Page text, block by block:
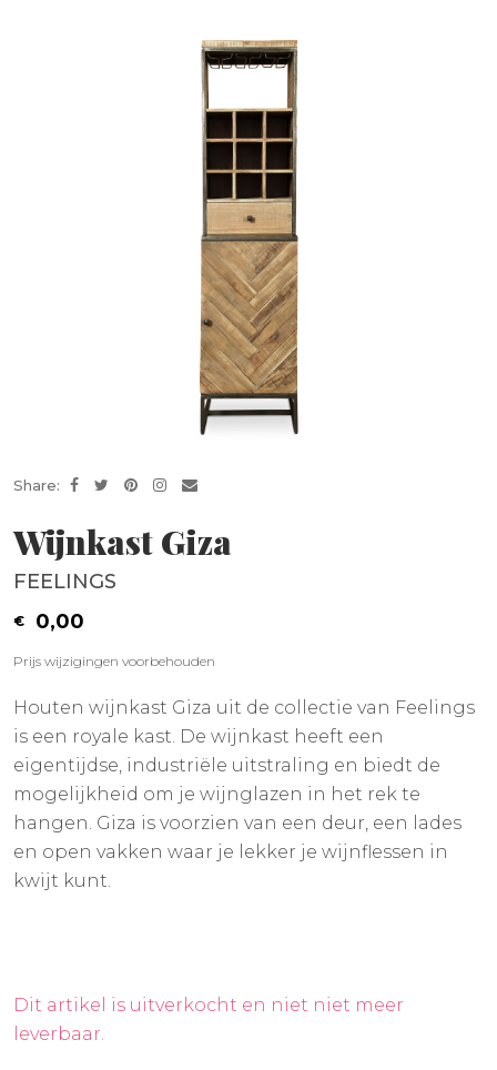
Share:
Wijnkast Giza
FEELINGS
0,00
Prijs wijzigingen voorbehouden
Houten wijnkast Giza uit de collectie van Feelings
is een royale kast. De wijnkast heeft een
eigentijdse, industriële uitstraling en biedt de
mogelijkheid om je wijnglazen in het rek te
hangen. Giza is voorzien van een deur, een lades
en open vakken waar je lekker je wijnflessen in
kwijt kunt.
Dit artikel is uitverkocht en niet niet meer
leverbaar.